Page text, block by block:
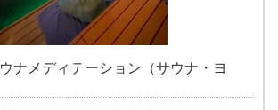
ナメディテーション（サウナ・ヨ